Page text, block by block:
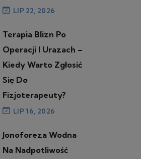
LIP 22, 2026
Terapia Blizn Po
Operacji I Urazach –
Kiedy Warto Zgłosić
Się Do
Fizjoterapeuty?
LIP 16, 2026
Jonoforeza Wodna
Na Nadpotliwość